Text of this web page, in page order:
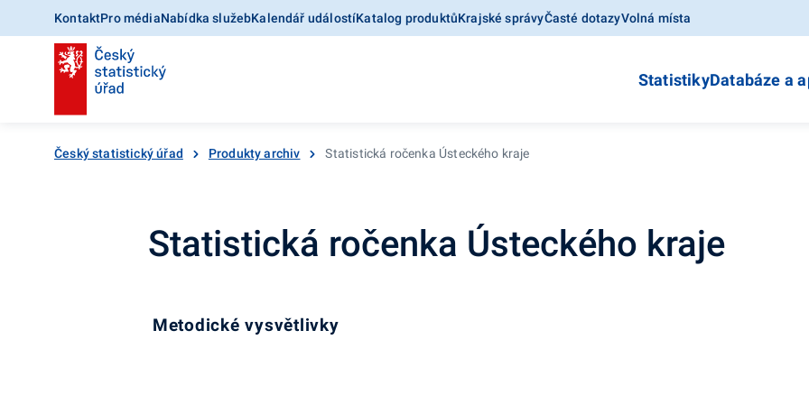
KontaktPro médiaNabídka služebKalendář událostíKatalog produktůKrajské správyČasté dotazyVolná místa
StatistikyDatabáze a
Český statistický úřad Produkty archiv Statistická ročenka Ústeckého kraje
Statistická ročenka Ústeckého kraje
Metodické vysvětlivky